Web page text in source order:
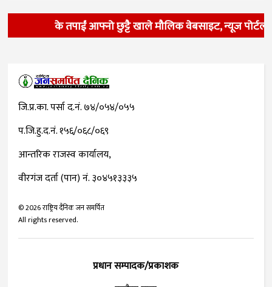
के तपाईं आफ्नो छुट्टै खाले मौलिक वेबसाइट, न्यूज पोर्टल,
जि.प्र.का. पर्सा द.नं. ७४/०५४/०५५
प.जि.हु.द.नं. १५६/०६८/०६९
आन्तरिक राजस्व कार्यालय,
वीरगंज दर्ता (पान) नं. ३०४५१३३३५
©2026राष्ट्रिय दैनिक जन समर्पित
All rights reserved.
प्रधान सम्पादक/प्रकाशक